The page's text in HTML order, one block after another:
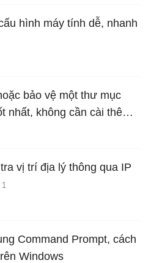
hình máy tính dễ, nhanh
bảo vệ một thư mục
nhất, không cần cài thêm
vị trí địa lý thông qua IP
1
Command Prompt, cách
Windows